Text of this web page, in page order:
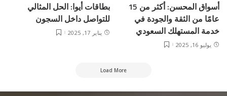
أسواق المحسن: أكثر من 15
عامًا من الثقة والجودة في
خدمة المستهلك السعودي
يوليو 16, 2025
بطاقات أيوا: الحل المثالي
للتواصل داخل السجون
يناير 17, 2025
Load More